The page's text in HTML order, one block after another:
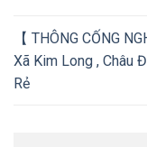
【 THÔNG CỐNG
Xã Kim Long , Châu
Rẻ